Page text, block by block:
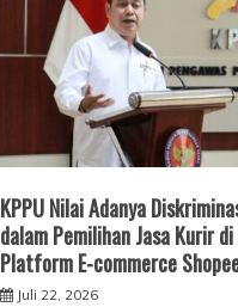
KPPU Nilai Adanya
dalam Pemilihan Jasa Kurir di
Platform E-commerce
Juli 22, 2026